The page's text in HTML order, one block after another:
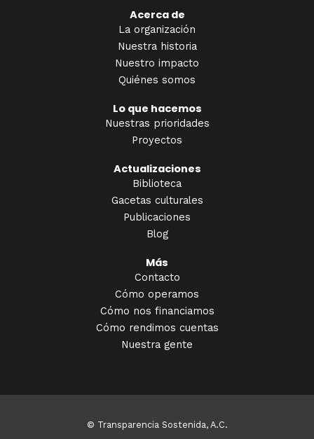
Acerca de
La organización
Nuestra historia
Nuestro impacto
Quiénes somos
Lo que hacemos
Nuestras prioridades
Proyectos
Actualizaciones
Biblioteca
Gacetas culturales
Publicaciones
Blog
Más
Contacto
Cómo operamos
Cómo nos financiamos
Cómo rendimos cuentas
Nuestra gente
© Transparencia Sostenida, A.C.